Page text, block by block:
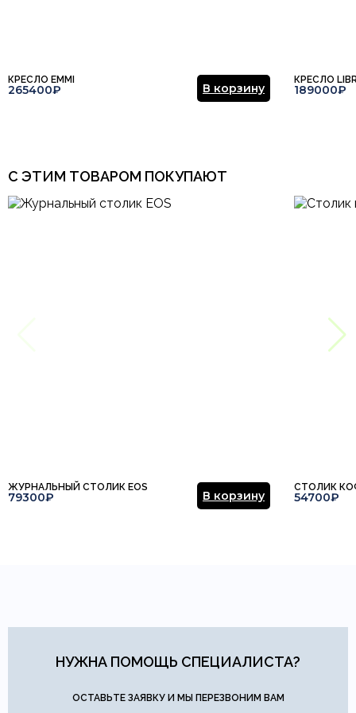
КРЕСЛО EMMI
265400₽ В корзину
КРЕСЛО
189000₽
С ЭТИМ ТОВАРОМ ПОКУПАЮТ
ЖУРНАЛЬНЫЙ СТОЛИК EOS
79300₽ В корзину
СТОЛИК
54700₽
НУЖНА ПОМОЩЬ СПЕЦИАЛИСТА?
ОСТАВЬТЕ ЗАЯВКУ И МЫ ПЕРЕЗВОНИМ ВАМ